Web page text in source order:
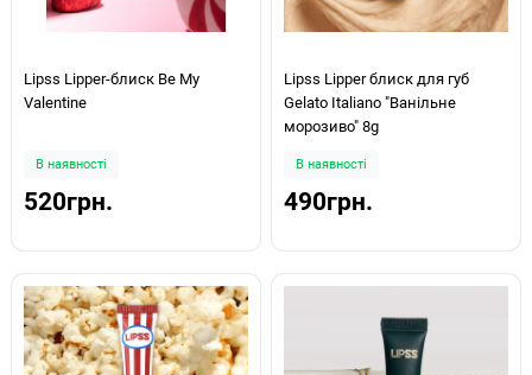
Lipss Lipper-блиск Be My
Valentine
В наявності
520грн.
Lipss Lipper блиск для губ
Gelato Italiano "Ванільне
морозиво" 8g
В наявності
490грн.